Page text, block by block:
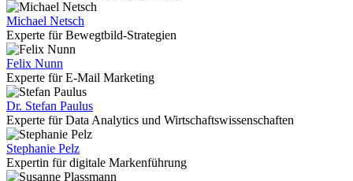
Michael Netsch
Experte für Bewegtbild-Strategien
Felix Nunn
Experte für E-Mail Marketing
Dr. Stefan Paulus
Experte für Data Analytics und Wirtschaftswissenschaften
Stephanie Pelz
Expertin für digitale Markenführung